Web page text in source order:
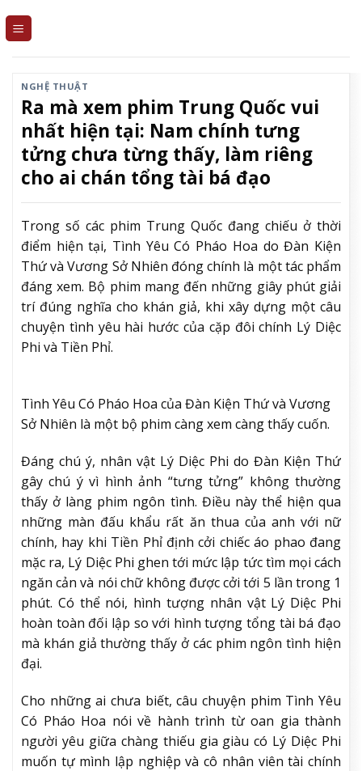
NGHỆ THUẬT
Ra mà xem phim Trung Quốc vui
nhất hiện tại: Nam chính tưng
tửng chưa từng thấy, làm riêng
cho ai chán tổng tài bá đạo
Trong số các phim Trung Quốc đang chiếu ở thời
điểm hiện tại, Tình Yêu Có Pháo Hoa do Đàn Kiện
Thứ và Vương Sở Nhiên đóng chính là một tác phẩm
đáng xem. Bộ phim mang đến những giây phút giải
trí đúng nghĩa cho khán giả, khi xây dựng một câu
chuyện tình yêu hài hước của cặp đôi chính Lý Diệc
Phi và Tiền Phỉ.
Tình Yêu Có Pháo Hoa của Đàn Kiện Thứ và Vương
Sở Nhiên là một bộ phim càng xem càng thấy cuốn.
Đáng chú ý, nhân vật Lý Diệc Phi do Đàn Kiện Thứ
gây chú ý vì hình ảnh “tưng tửng” không thường
thấy ở làng phim ngôn tình. Điều này thể hiện qua
những màn đấu khẩu rất ăn thua của anh với nữ
chính, hay khi Tiền Phỉ định cởi chiếc áo phao đang
mặc ra, Lý Diệc Phi ghen tới mức lập tức tìm mọi cách
ngăn cản và nói chữ không được cởi tới 5 lần trong 1
phút. Có thể nói, hình tượng nhân vật Lý Diệc Phi
hoàn toàn đối lập so với hình tượng tổng tài bá đạo
mà khán giả thường thấy ở các phim ngôn tình hiện
đại.
Cho những ai chưa biết, câu chuyện phim Tình Yêu
Có Pháo Hoa nói về hành trình từ oan gia thành
người yêu giữa chàng thiếu gia giàu có Lý Diệc Phi
muốn tự mình lập nghiệp và cô nhân viên tài chính